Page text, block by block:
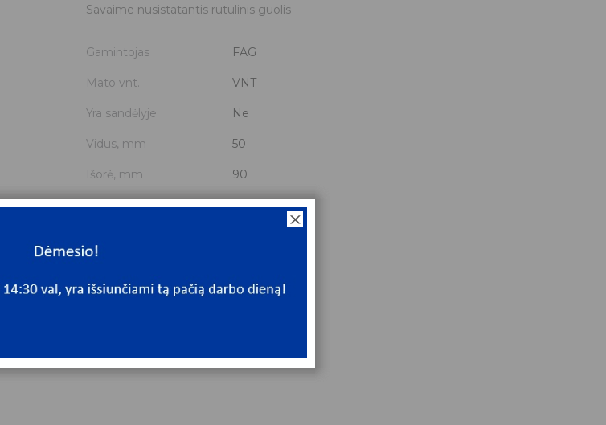
Savaime nusistatantis rutulinis guolis
Gamintojas FAG
Mato vnt. VNT
Yra sandėlyje Ne
Vidus, mm 50
Išorė, mm 90
Storis, mm 20